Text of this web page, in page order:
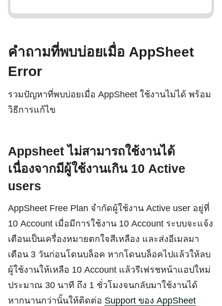
คำถามที่พบบ่อยเมื่อ AppSheet
Error
รวมปัญหาที่พบบ่อยเมื่อ AppSheet ใช้งานไม่ได้ พร้อม
วิธีการแก้ไข
Appsheet ไม่สามารถใช้งานได้
เนื่องจากมีผู้ใช้งานเกิน 10 Active
users
AppSheet Free Plan จำกัดผู้ใช้งาน Active user อยู่ที่
10 Account เมื่อมีการใช้งาน 10 Account ระบบจะแจ้ง
เตือนเป็นเครื่องหมายตกใจสีเหลือง และส่งอีเมลมา
เตือน 3 วันก่อนโดนบล็อค หากโดนบล็อคไปแล้วให้ลบ
ผู้ใช้งานให้เหลือ 10 Account แล้วรีเฟรชหน้าแอปใหม่
ประมาณ 30 นาที ถึง 1 ชั่วโมงจนกลับมาใช้งานได้
หากนานกว่านั้นให้ติดต่อ Support ของ AppSheet